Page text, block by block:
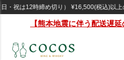
・祝は12時締め切り） ¥16,500(税込)以上
【熊本地震に伴う配送遅